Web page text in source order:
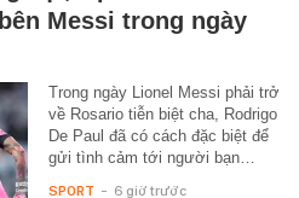
Messi trong ngày
Trong ngày Lionel Messi phải trở
về Rosario tiễn biệt cha, Rodrigo
De Paul đã có cách đặc biệt để
gửi tình cảm tới người bạn…
SPORT - 6 giờ trước